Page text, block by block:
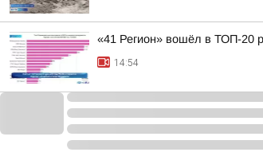
«41 Регион» вошёл в ТОП-20
14:54